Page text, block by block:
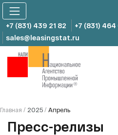
Skip
content
+7 (831) 439 21 82
+7 (831)
sales@leasingstat.ru
Главная / 2025 / Апрель
Пресс-релизы